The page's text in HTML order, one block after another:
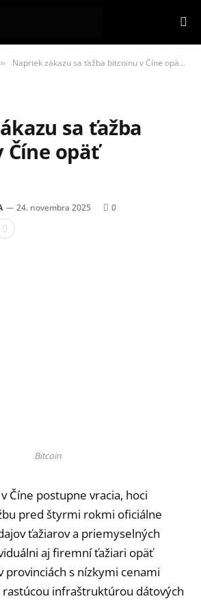
» Napriek zákazu sa ťažba bitcoinu v Číne opäť rozbieha
sa ťažba
Číne opäť
24. novembra 2025 0
Bitcoin
Číne postupne vracia, hoci
pred štyrmi rokmi oficiálne
ťažiarov a priemyselných
aj firemní ťažiari opäť
provinciách s nízkymi cenami
infraštruktúrou dátových